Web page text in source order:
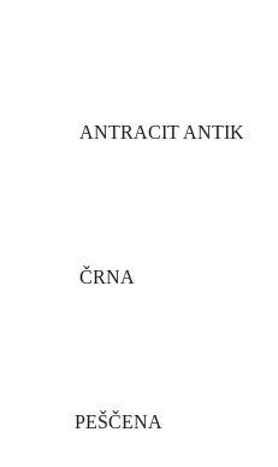
ANTRACIT ANTIK
ČRNA
PEŠČENA